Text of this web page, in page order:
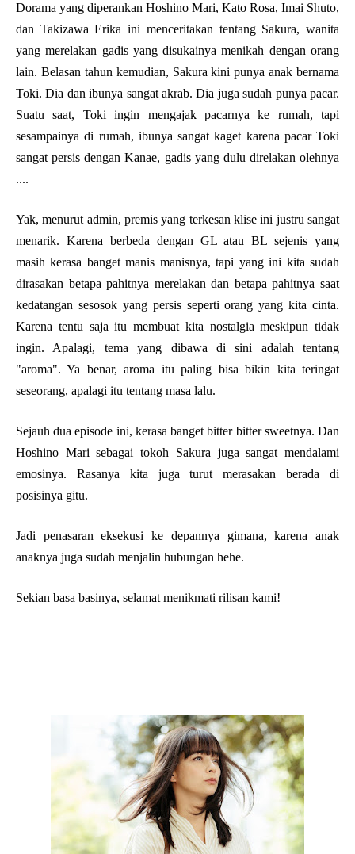
Dorama yang diperankan Hoshino Mari, Kato Rosa, Imai Shuto,
dan Takizawa Erika ini menceritakan tentang Sakura, wanita
yang merelakan gadis yang disukainya menikah dengan orang
lain. Belasan tahun kemudian, Sakura kini punya anak bernama
Toki. Dia dan ibunya sangat akrab. Dia juga sudah punya pacar.
Suatu saat, Toki ingin mengajak pacarnya ke rumah, tapi
sesampainya di rumah, ibunya sangat kaget karena pacar Toki
sangat persis dengan Kanae, gadis yang dulu direlakan olehnya
....
Yak, menurut admin, premis yang terkesan klise ini justru sangat
menarik. Karena berbeda dengan GL atau BL sejenis yang
masih kerasa banget manis manisnya, tapi yang ini kita sudah
dirasakan betapa pahitnya merelakan dan betapa pahitnya saat
kedatangan sesosok yang persis seperti orang yang kita cinta.
Karena tentu saja itu membuat kita nostalgia meskipun tidak
ingin. Apalagi, tema yang dibawa di sini adalah tentang
"aroma". Ya benar, aroma itu paling bisa bikin kita teringat
seseorang, apalagi itu tentang masa lalu.
Sejauh dua episode ini, kerasa banget bitter bitter sweetnya. Dan
Hoshino Mari sebagai tokoh Sakura juga sangat mendalami
emosinya. Rasanya kita juga turut merasakan berada di
posisinya gitu.
Jadi penasaran eksekusi ke depannya gimana, karena anak
anaknya juga sudah menjalin hubungan hehe.
Sekian basa basinya, selamat menikmati rilisan kami!